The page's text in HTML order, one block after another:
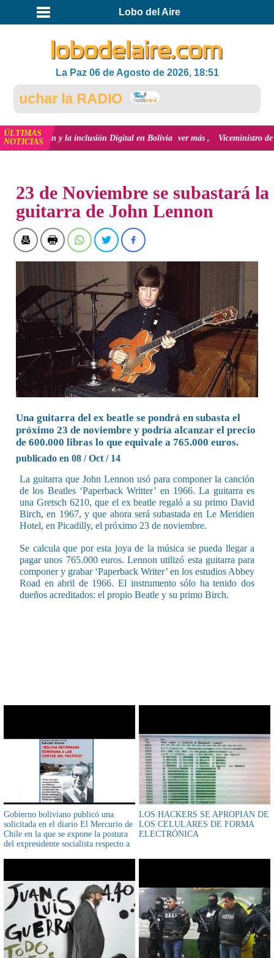
Lobo del Aire
La Paz 06 de Agosto de 2026, 18:51
la RADIO
ÚLTIMAS
NOTICIASy la inclusión Digital en Bolivia ver más Viceministro de Medio
23 de Noviembre se subastará la
guitarra de John Lennon
Una guitarra del ex beatle se pondrá en subasta el
próximo 23 de noviembre y podría alcanzar el precio
de 600.000 libras lo que equivale a 765.000 euros.
publicado en 08 / Oct / 14
La guitarra que John Lennon usó para componer la canción
de los Beatles ‘Paperback Writter’ en 1966. La guitarra es
una Gretsch 6210, que el ex beatle regaló a su primo David
Birch, en 1967, y que ahora será subastada en Le Meridien
Hotel, en Picadilly, el próximo 23 de noviembre.
Se calcula que por esta joya de la música se pueda llegar a
pagar unos 765.000 euros. Lennon utilizó esta guitarra para
componer y grabar ‘Paperback Writer’ en los estudios Abbey
Road en abril de 1966. El instrumento sólo ha tenido dos
dueños acreditados: el propio Beatle y su primo Birch.
Gobierno boliviano publicó una
solicitada en el diario El Mercurio de
Chile en la que se expone la postura
del expresidente socialista respecto a
LOS HACKERS SE APROPIAN DE
LOS CELULARES DE FORMA
ELECTRÓNICA